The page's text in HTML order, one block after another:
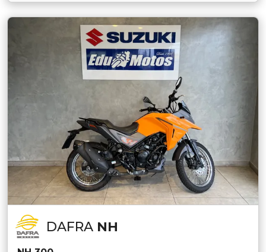
DAFRA NH